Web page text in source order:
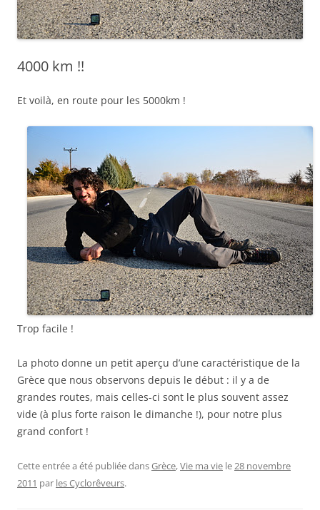
4000 km !!
Et voilà, en route pour les 5000km !
Trop facile !
La photo donne un petit aperçu d’une caractéristique de la
Grèce que nous observons depuis le début : il y a de
grandes routes, mais celles-ci sont le plus souvent assez
vide (à plus forte raison le dimanche !), pour notre plus
grand confort !
Cette entrée a été publiée dansGrèce,Vie ma vie le28 novembre
2011 par les Cyclorêveurs.